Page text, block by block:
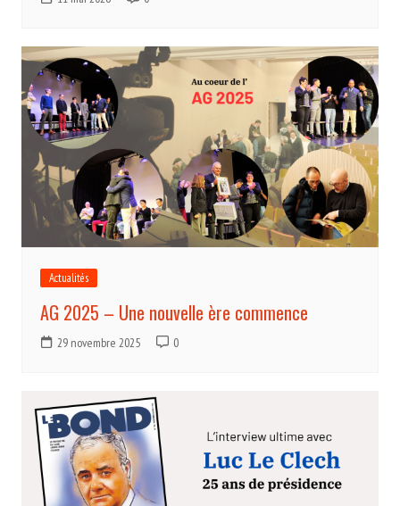
Actualités
AG 2025 – Une nouvelle ère commence
29 novembre 2025 0